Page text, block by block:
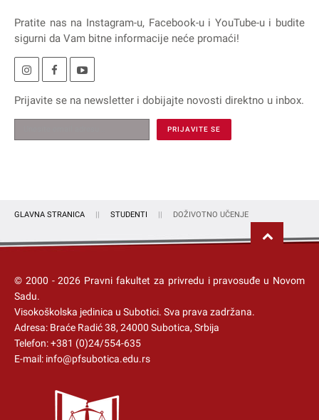
Pratite nas na Instagram-u, Facebook-u i YouTube-u i budite
sigurni da Vam bitne informacije neće promaći!
Prijavite se na newsletter i dobijajte novosti direktno u inbox.
GLAVNA STRANICA STUDENTI DOŽIVOTNO UČENJE
© 2000 -2026 Pravni fakultet za privredu i pravosuđe u Novom
Sadu.
Visokoškolska jedinica u Subotici. Sva prava zadržana.
Adresa: Braće Radić 38, 24000 Subotica, Srbija
Telefon:+381 (0)24/554-635
E-mail: info@pfsubotica.edu.rs